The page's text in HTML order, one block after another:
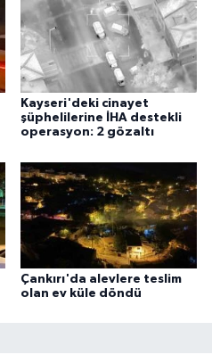
Kayseri'deki cinayet
şüphelilerine İHA destekli
operasyon: 2 gözaltı
Çankırı'da alevlere teslim
olan ev küle döndü